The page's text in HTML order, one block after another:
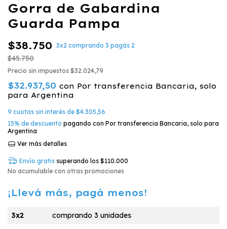
Gorra de Gabardina
Guarda Pampa
$38.750 3x2 comprando 3 pagás 2
$45.750
Precio sin impuestos $32.024,79
$32.937,50 con Por transferencia Bancaria, solo
para Argentina
9 cuotas sin interés de $4.305,56
15% de descuento pagando con Por transferencia Bancaria, solo para
Argentina
Ver más detalles
Envío gratis superando los $110.000
No acumulable con otras promociones
¡Llevá más, pagá menos!
3x2
comprando 3 unidades